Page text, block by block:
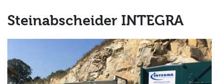
Steinabscheider INTEGRA